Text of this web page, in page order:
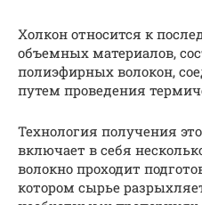
Холкон относится к
объемных материалов,
полиэфирных волокон,
путем проведения
Технология получения
включает в себя
волокно проходит
котором сырье